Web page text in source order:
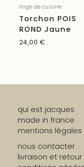
linge de cuisine
Torchon POIS
ROND Jaune
24,00 €
qui est jacques
made in france
mentions légales
nous contacter
livraison et retour